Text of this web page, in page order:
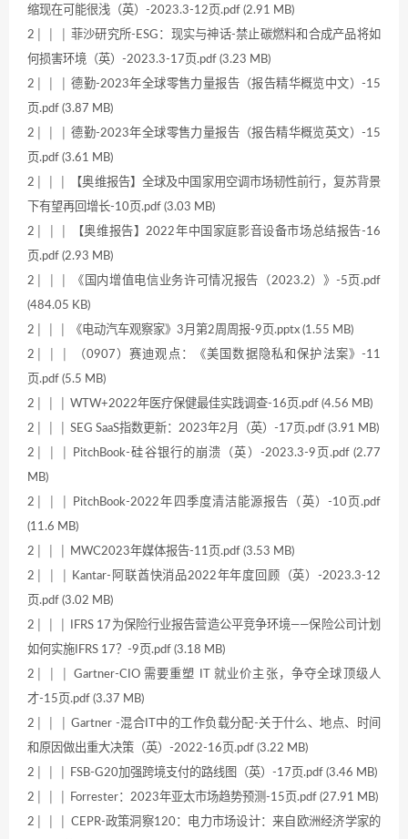
缩现在可能很浅（英）-2023.3-12页.pdf (2.91 MB)
2│ │ │ 菲沙研究所-ESG：现实与神话-禁止碳燃料和合成产品将如
何损害环境（英）-2023.3-17页.pdf (3.23 MB)
2│ │ │ 德勤-2023年全球零售力量报告（报告精华概览中文）-15
页.pdf (3.87 MB)
2│ │ │ 德勤-2023年全球零售力量报告（报告精华概览英文）-15
页.pdf (3.61 MB)
2│ │ │ 【奥维报告】全球及中国家用空调市场韧性前行，复苏背景
下有望再回增长-10页.pdf (3.03 MB)
2│ │ │ 【奥维报告】2022年中国家庭影音设备市场总结报告-16
页.pdf (2.93 MB)
2│ │ │ 《国内增值电信业务许可情况报告（2023.2）》-5页.pdf
(484.05 KB)
2│ │ │ 《电动汽车观察家》3月第2周周报-9页.pptx (1.55 MB)
2│ │ │ （0907）赛迪观点：《美国数据隐私和保护法案》-11
页.pdf (5.5 MB)
2│ │ │ WTW+2022年医疗保健最佳实践调查-16页.pdf (4.56 MB)
2│ │ │ SEG SaaS指数更新：2023年2月（英）-17页.pdf (3.91 MB)
2│ │ │ PitchBook-硅谷银行的崩溃（英）-2023.3-9页.pdf (2.77
MB)
2│ │ │ PitchBook-2022年四季度清洁能源报告（英）-10页.pdf
(11.6 MB)
2│ │ │ MWC2023年媒体报告-11页.pdf (3.53 MB)
2│ │ │ Kantar-阿联酋快消品2022年年度回顾（英）-2023.3-12
页.pdf (3.02 MB)
2│ │ │ IFRS 17为保险行业报告营造公平竞争环境——保险公司计划
如何实施IFRS 17？-9页.pdf (3.18 MB)
2│ │ │ Gartner-CIO 需要重塑 IT 就业价主张，争夺全球顶级人
才-15页.pdf (3.37 MB)
2│ │ │ Gartner -混合IT中的工作负载分配-关于什么、地点、时间
和原因做出重大决策（英）-2022-16页.pdf (3.22 MB)
2│ │ │ FSB-G20加强跨境支付的路线图（英）-17页.pdf (3.46 MB)
2│ │ │ Forrester：2023年亚太市场趋势预测-15页.pdf (27.91 MB)
2│ │ │ CEPR-政策洞察120：电力市场设计：来自欧洲经济学家的